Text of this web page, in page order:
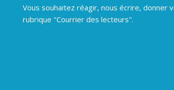
Vous souhaitez réagir, nous écrire, donner
rubrique "Courrier des lecteurs".